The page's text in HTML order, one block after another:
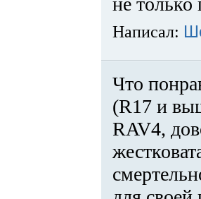
Написал:
Что
(R17 и
RAV4,